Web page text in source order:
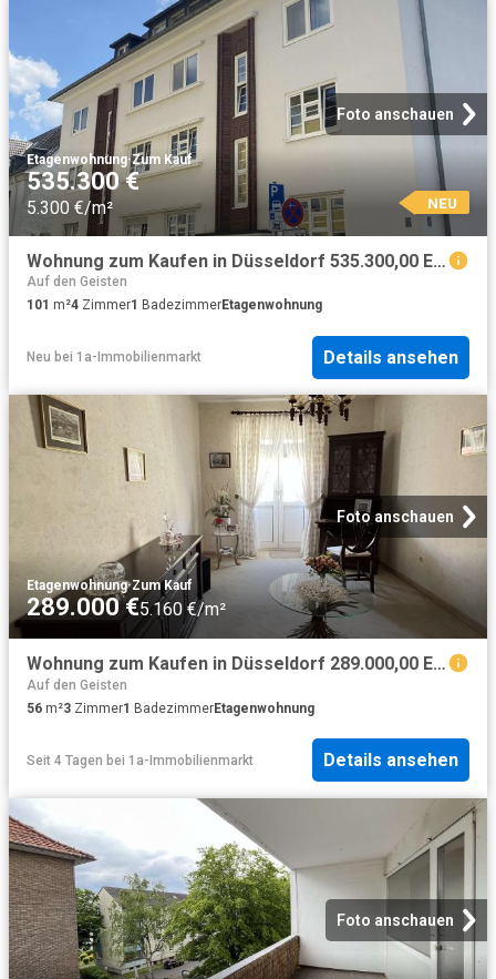
Foto anschauen
Etagenwohnung·Zum Kauf
535.300 €
5.300 €/m² NEU
Wohnung zum Kaufen in Düsseldorf 535.300,00 EUR 101 m²
Auf den Geisten
101 m²4 Zimmer1 BadezimmerEtagenwohnung
Neu bei 1a-Immobilienmarkt Details ansehen
Foto anschauen
Etagenwohnung·Zum Kauf
289.000 €5.160 €/m²
Wohnung zum Kaufen in Düsseldorf 289.000,00 EUR 56.36 m²
Auf den Geisten
56 m²3 Zimmer1 BadezimmerEtagenwohnung
Seit 4 Tagen bei 1a-Immobilienmarkt Details ansehen
Foto anschauen